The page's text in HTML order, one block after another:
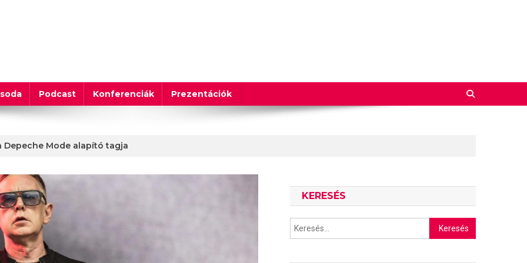
Podcast Konferenciák Prezentációk
Depeche Mode alapító tagja
KERESÉS
Keresés: